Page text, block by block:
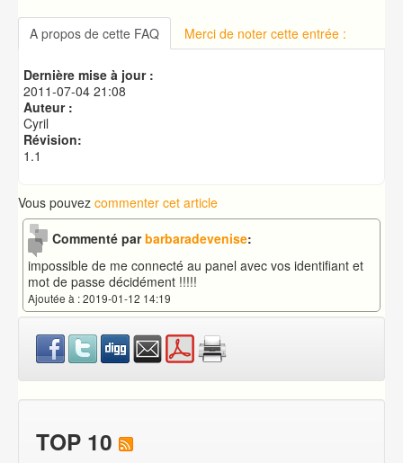
Introduction sur cPanel
Changer le mot de passe d'accès à cPanel
Publication de votre site web
Créer une base de données MySQL
A propos de cette FAQ Merci de noter cette entrée :
Dernière mise à jour :
2011-07-04 21:08
Auteur :
Cyril
Révision:
1.1
Vous pouvez commenter cet article
Commenté parbarbaradevenise:
impossible de me connecté au panel avec vos identifiant et
mot de passe décidément !!!!!
Ajoutée à : 2019-01-12 14:19
TOP 10